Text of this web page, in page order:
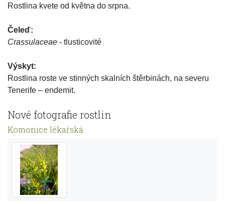
Rostlina kvete od května do srpna.
Čeleď:
Crassulaceae - tlusticovité
Výskyt:
Rostlina roste ve stinných skalních štěrbinách, na severu
Tenerife – endemit.
Nové fotografie rostlin
Komonice lékařská